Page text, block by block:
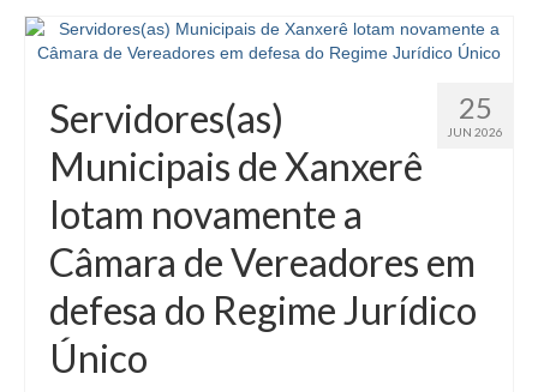
25
JUN 2026
Servidores(as)
Municipais de Xanxerê
lotam novamente a
Câmara de Vereadores em
defesa do Regime Jurídico
Único